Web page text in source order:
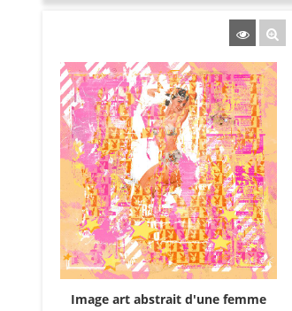
Image art abstrait d'une femme